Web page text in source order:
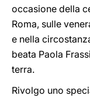
occasione della
Roma, sulle
e nella
beata Paola
terra.
Rivolgo uno